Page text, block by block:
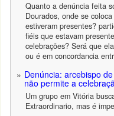
Quanto a denúncia feita
Dourados, onde se
estiveram presentes?
fiéis que estavam
celebrações? Será que
ou é em concordancia
Denúncia: arcebispo
não permite a
Um grupo em Vitória
Extraordinario, mas é